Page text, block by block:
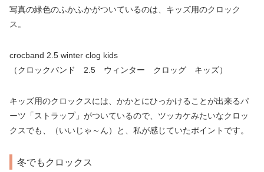
写真の緑色のふかふかがついているのは、キッズ用のクロック
ス。
crocband 2.5 winter clog kids
（クロックバンド 2.5 ウィンター クロッグ キッズ）
キッズ用のクロックスには、かかとにひっかけることが出来るパ
ーツ「ストラップ」がついているので、ツッカケみたいなクロッ
クスでも、（いいじゃ～ん）と、私が感じていたポイントです。
冬でもクロックス